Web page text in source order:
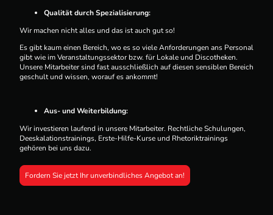
Qualität durch Spezialisierung:
Wir machen nicht alles und das ist auch gut so!
Es gibt kaum einen Bereich, wo es so viele Anforderungen ans Personal
gibt wie im Veranstaltungssektor bzw. für Lokale und Discotheken.
Unsere Mitarbeiter sind fast ausschließlich auf diesen sensiblen Bereich
geschult und wissen, worauf es ankommt!
Aus- und Weiterbildung:
Wir investieren laufend in unsere Mitarbeiter. Rechtliche Schulungen,
Deeskalationstrainings, Erste-Hilfe-Kurse und Rhetoriktrainings
gehören bei uns dazu.
Fordern Sie jetzt Ihr unverbindliches Angebot an!